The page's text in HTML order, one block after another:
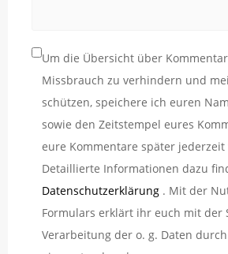
Um die Übersicht über
Missbrauch zu verhindern und
schützen, speichere ich euren
sowie den Zeitstempel eures
eure Kommentare später
Detaillierte Informationen dazu
Datenschutzerklärung . Mit der
Formulars erklärt ihr euch mit der
Verarbeitung der o. g. Daten